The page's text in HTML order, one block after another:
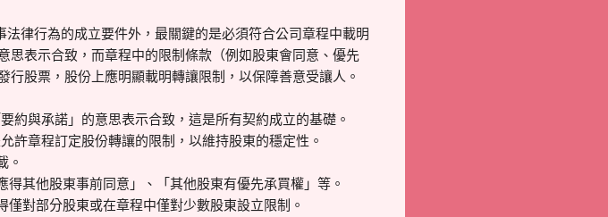
律行為的成立要件外，最關鍵的是必須符合公司章程中載明
表示合致，而章程中的限制條款（例如股東會同意、優先
股票，股份上應明顯載明轉讓限制，以保障善意受讓人。
約與承諾」的意思表示合致，這是所有契約成立的基礎。
許章程訂定股份轉讓的限制，以維持股東的穩定性。
。
他股東事前同意」、「其他股東有優先承買權」等。
對部分股東或在章程中僅對少數股東設立限制。